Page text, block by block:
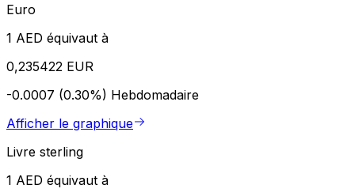
Euro
1 AED équivaut à
0,235422 EUR
-0.0007 (0.30%) Hebdomadaire
Afficher le graphique
Livre sterling
1 AED équivaut à